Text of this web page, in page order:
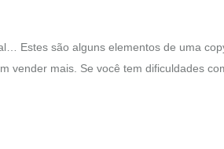
Estes são alguns elementos de uma
vender mais. Se você tem dificuldades